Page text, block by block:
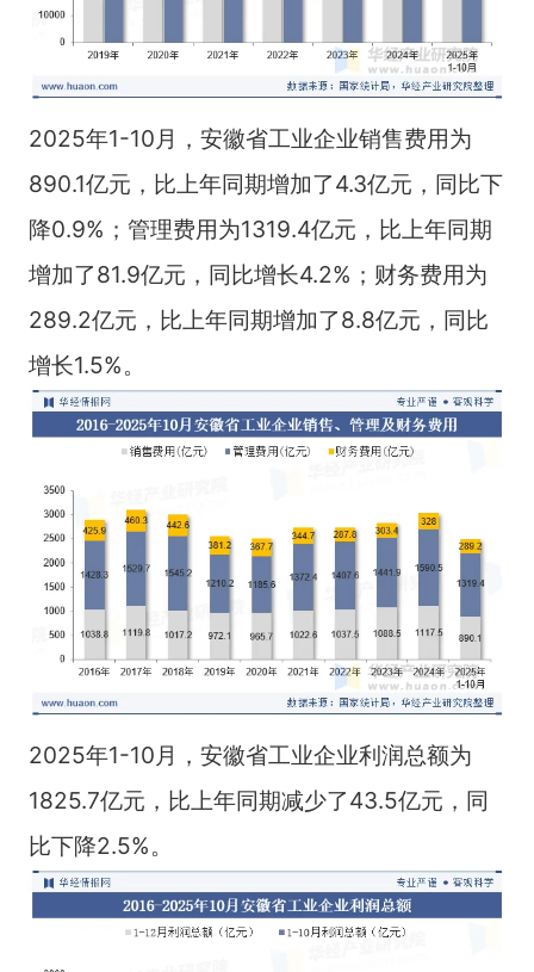
2025年1-10月，安徽省工业企业销售费用为
890.1亿元，比上年同期增加了4.3亿元，同比下
降0.9%；管理费用为1319.4亿元，比上年同期
增加了81.9亿元，同比增长4.2%；财务费用为
289.2亿元，比上年同期增加了8.8亿元，同比
增长1.5%。
2025年1-10月，安徽省工业企业利润总额为
1825.7亿元，比上年同期减少了43.5亿元，同
比下降2.5%。